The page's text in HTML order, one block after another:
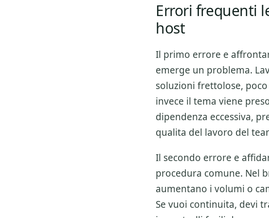
Errori frequenti
host
Il primo errore e
emerge un problema.
soluzioni frettolose,
invece il tema viene
dipendenza eccessiva,
qualita del lavoro del
Il secondo errore e
procedura comune. Nel
aumentano i volumi o
Se vuoi continuita, devi